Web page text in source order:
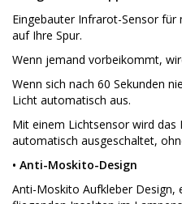
Eingebauter Infrarot-Sensor für
auf Ihre Spur.
Wenn jemand vorbeikommt,
Wenn sich nach 60 Sekunden
Licht automatisch aus.
Mit einem Lichtsensor wird das
automatisch ausgeschaltet,
• Anti-Moskito-Design
Anti-Moskito Aufkleber Design,